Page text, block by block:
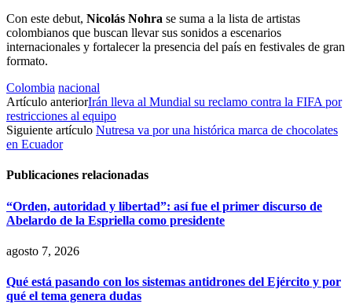
Con este debut, Nicolás Nohra se suma a la lista de artistas
colombianos que buscan llevar sus sonidos a escenarios
internacionales y fortalecer la presencia del país en festivales de gran
formato.
Colombia nacional
Artículo anteriorIrán lleva al Mundial su reclamo contra la FIFA por
restricciones al equipo
Siguiente artículo Nutresa va por una histórica marca de chocolates
en Ecuador
Publicaciones relacionadas
“Orden, autoridad y libertad”: así fue el primer discurso de
Abelardo de la Espriella como presidente
agosto 7, 2026
Qué está pasando con los sistemas antidrones del Ejército y por
qué el tema genera dudas